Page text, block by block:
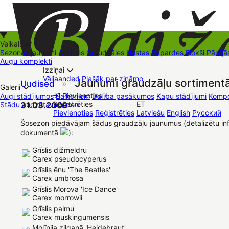
+37126545879 baizas@baizas.lv
Pievienoties /
Reģistrēties
Pievienoties Reģistrēties
ET
Latviešu English Русский
Veikals
Sezonas jaunumi Astilbes Graudzāles Hostas Papardes Flokši
Augu komplekti
Kā iepirkties
Izziņai
Väljaanded Plašāk par zināmo
Galerii
Augi stādījumos Balkoniem Dalība pasākumos Kapu stādījumi
Stādu audzētava Video
Kontaktid Dāvanu kartes Augu komplekti
Uudised » Jaunumi graudzāļu
31.03.2009
Šosezon piedāvājam šādus graudzāļu jaunumus (detalizētu
dokumentā
):
Grīslis dižmeldru
Carex pseudocyperus
Grīslis ēnu 'The Beatles'
Carex umbrosa
Grīslis Morova 'Ice Dance'
Carex morrowii
Grīslis palmu
Carex muskingumensis